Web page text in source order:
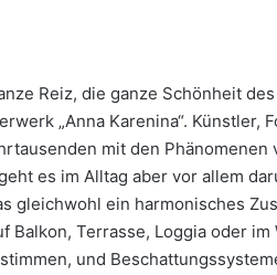
Reiz, die ganze Schönheit
„Anna Karenina“. Künstler,
mit den Phänomenen
es im Alltag aber vor allem
gleichwohl ein harmonisches
Balkon, Terrasse, Loggia oder
und